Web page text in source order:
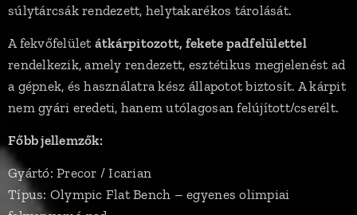
súlytárcsák rendezett, helytakarékos tárolását.
A fekvőfelület átkárpitozott, fekete padfelülettel
rendelkezik, amely rendezett, esztétikus megjelenést ad
a gépnek, és használatra kész állapotot biztosít. A kárpit
nem gyári eredeti, hanem utólagosan felújított/cserélt.
Főbb jellemzők:
Gyártó: Precor / Icarian
Típus: Olympic Flat Bench – egyenes olimpiai